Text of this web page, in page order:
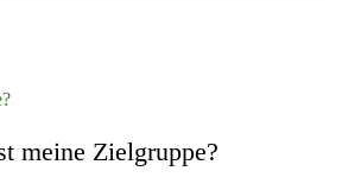
meine Zielgruppe?